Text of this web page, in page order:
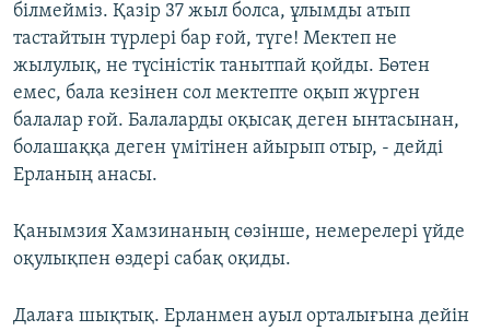
білмейміз. Қазір 37 жыл болса, ұлымды атып
тастайтын түрлері бар ғой, түге! Мектеп не
жылулық, не түсіністік танытпай қойды. Бөтен
емес, бала кезінен сол мектепте оқып жүрген
балалар ғой. Балаларды оқысақ деген ынтасынан,
болашаққа деген үмітінен айырып отыр, - дейді
Ерланың анасы.
Қанымзия Хамзинаның сөзінше, немерелері үйде
оқулықпен өздері сабақ оқиды.
Далаға шықтық. Ерланмен ауыл орталығына дейін